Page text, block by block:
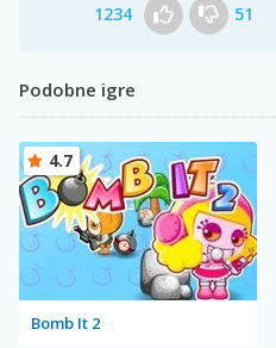
1234 51
Podobne igre
Bomb It 2
4.7